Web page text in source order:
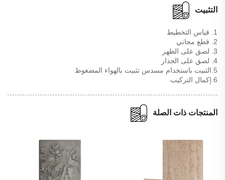
التثبيت
1. قياس التخطيط
2. قطع مجاني
3. لصق على الظهر
4. لصق على الجدار
5.الثبيت باستخدام مسدس تثبيت بالهواء المضغوط
6.إكمال التركيب
المنتجات ذات الصلة